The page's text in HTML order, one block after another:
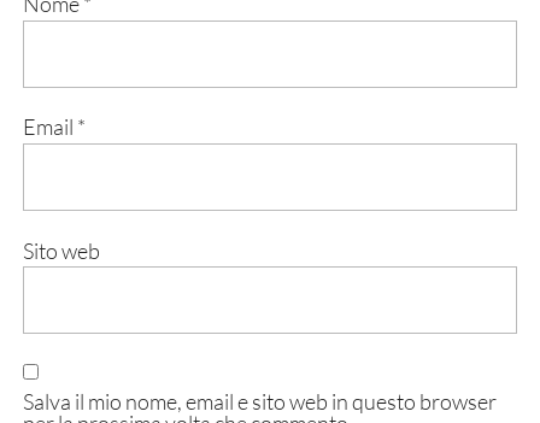
Email *
Sito web
Salva il mio nome, email e sito web in questo browser